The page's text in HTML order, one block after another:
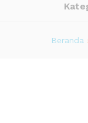
Beranda